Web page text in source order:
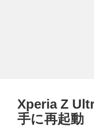
Xperia Z
手に再起動